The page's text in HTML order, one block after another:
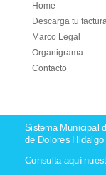
Home
Descarga tu
Marco Legal
Organigrama
Contacto
Sistema Municipal
de Dolores Hidalgo
Consulta aquí